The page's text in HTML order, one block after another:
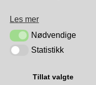
Les mer
NødvendigeNødvendige
StatistikkStatistikk
Tillat valgte
TRYGG